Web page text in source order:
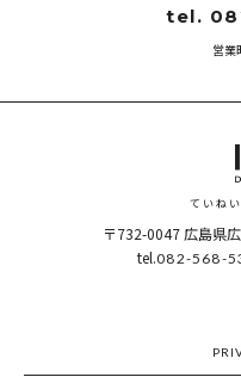
tel.
営業
ていね
〒732-0047広島県広
tel.082-568-